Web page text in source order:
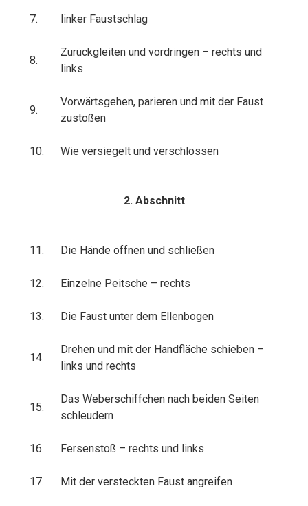
7. linker Faustschlag
8.
Zurückgleiten und vordringen – rechts und
links
9.
Vorwärtsgehen, parieren und mit der Faust
zustoßen
10. Wie versiegelt und verschlossen
2. Abschnitt
11. Die Hände öffnen und schließen
12. Einzelne Peitsche – rechts
13. Die Faust unter dem Ellenbogen
14.
Drehen und mit der Handfläche schieben –
links und rechts
15.
Das Weberschiffchen nach beiden Seiten
schleudern
16. Fersenstoß – rechts und links
17. Mit der versteckten Faust angreifen